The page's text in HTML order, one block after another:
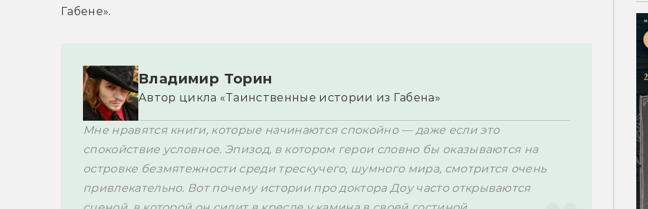
Габене».
Владимир Торин
Автор цикла «Таинственные истории из Габена»
Мне нравятся книги, которые начинаются спокойно — даже если это
спокойствие условное. Эпизод, в котором герои словно бы оказываются на
островке безмятежности среди трескучего, шумного мира, смотрится очень
привлекательно. Вот почему истории про доктора Доу часто открываются